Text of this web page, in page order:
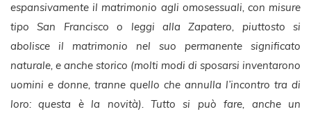
espansivamente il matrimonio agli omosessuali, con misure
tipo San Francisco o leggi alla Zapatero, piuttosto si
abolisce il matrimonio nel suo permanente significato
naturale, e anche storico (molti modi di sposarsi inventarono
uomini e donne, tranne quello che annulla l’incontro tra di
loro: questa è la novità). Tutto si può fare, anche un